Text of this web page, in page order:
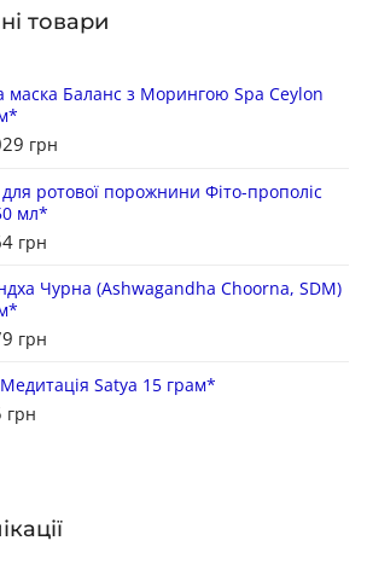
товари
маска Баланс з Морингою Spa Ceylon
грн
для ротової порожнини Фіто-прополіс
мл*
грн
Чурна (Ashwagandha Choorna, SDM)
грн
Satya 15 грам*
грн